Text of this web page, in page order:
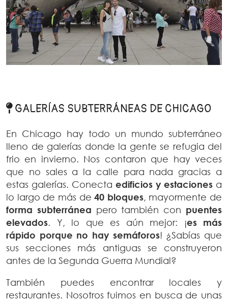
GALERÍAS SUBTERRÁNEAS DE CHICAGO
En Chicago hay todo un mundo subterráneo
lleno de galerías donde la gente se refugia del
frio en invierno. Nos contaron que hay veces
que no sales a la calle para nada gracias a
estas galerías. Conecta edificios y estaciones a
lo largo de más de40 bloques, mayormente de
forma subterránea pero también con puentes
elevados. Y, lo que es aún mejor: ¡es más
rápido porque no hay semáforos! ¿Sabías que
sus secciones más antiguas se construyeron
antes de la Segunda Guerra Mundial?
También puedes encontrar locales y
restaurantes. Nosotros fuimos en busca de unas